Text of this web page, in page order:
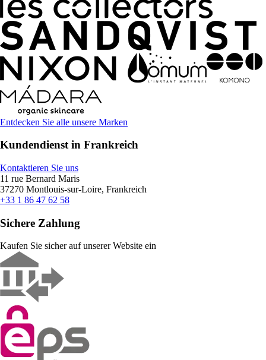
Entdecken Sie alle unsere Marken
Kundendienst in Frankreich
Kontaktieren Sie uns
11 rue Bernard Maris
37270 Montlouis-sur-Loire, Frankreich
+33 1 86 47 62 58
Sichere Zahlung
Kaufen Sie sicher auf unserer Website ein